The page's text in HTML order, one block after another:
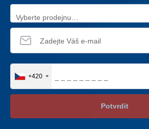
Vyberte prodejnu…
+420
Potvrdit